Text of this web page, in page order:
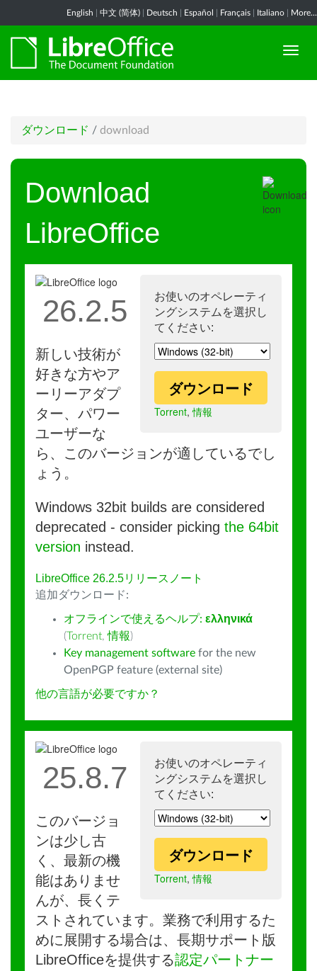
English 中文 (简体) Deutsch Español Français Italiano More...
ダウンロード / download
Download
LibreOffice
お使いのオペレーティ
ングシステムを選択し
てください:
ダウンロード
Torrent,情報
26.2.5
新しい技術が
好きな方やア
ーリーアダプ
ター、パワー
ユーザーな
ら、このバージョンが適しているでし
ょう。
Windows 32bit builds are considered
deprecated - consider picking the 64bit
version instead.
LibreOffice 26.2.5リリースノート
追加ダウンロード:
オフラインで使えるヘルプ: ελληνικά
(Torrent,情報)
Key management software for the new
OpenPGP feature (external site)
他の言語が必要ですか？
お使いのオペレーティ
ングシステムを選択し
てください:
ダウンロード
Torrent,情報
25.8.7
このバージョ
ンは少し古
く、最新の機
能はありませ
んが、長くテ
ストされています。業務で利用するた
めに展開する場合は、長期サポート版
LibreOfficeを提供する認定パートナー